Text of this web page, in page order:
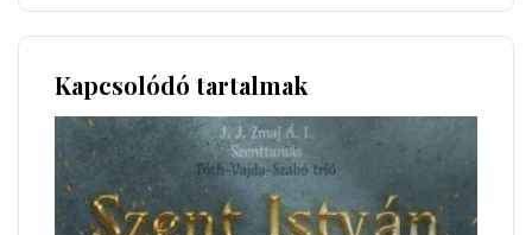
Kapcsolódó tartalmak